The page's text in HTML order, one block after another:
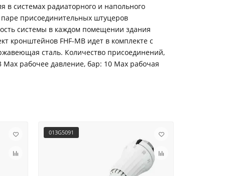
в системах радиаторного и напольного
присоединительных штуцеров
системы в каждом помещении здания
кронштейнов FHF-MB идет в комплекте с
сталь. Количество присоединений,
рабочее давление, бар: 10 Мах рабочая
013G5091